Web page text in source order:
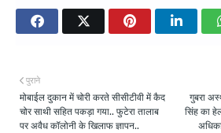
गुबरा
सिंह का
पुराने
मोबाईल दुकान में चोरी करते सीसीटीवी में कैद
चोर साथी सहित पकड़ा गया.. फुटेरा तालाब
पर अवैध कॉलोनी के खिलाफ ज्ञापन..